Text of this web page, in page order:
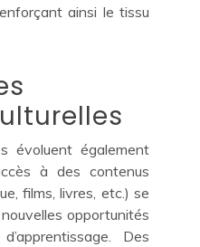
ainsi le tissu
évoluent également
à des contenus
films, livres, etc.) se
opportunités
Des